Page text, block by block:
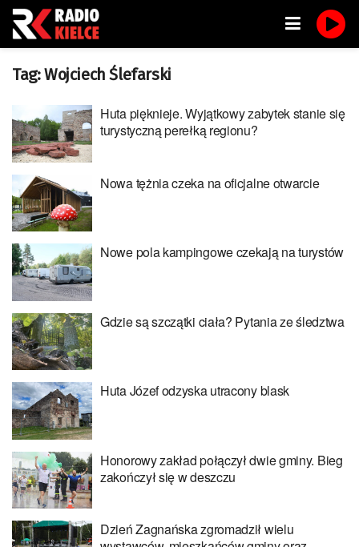
Tag:Wojciech Ślefarski
Huta pięknieje. Wyjątkowy zabytek stanie się
turystyczną perełką regionu?
Nowa tężnia czeka na oficjalne otwarcie
Nowe pola kampingowe czekają na turystów
Gdzie są szczątki ciała? Pytania ze śledztwa
Huta Józef odzyska utracony blask
Honorowy zakład połączył dwie gminy. Bieg
zakończył się w deszczu
Dzień Zagnańska zgromadził wielu